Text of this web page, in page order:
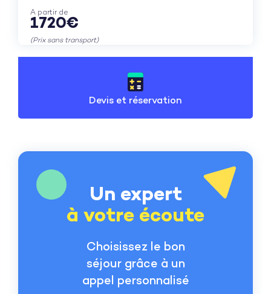
A partir de
1720€
(Prix sans transport)
Devis et réservation
Un expert
à votre écoute
Choisissez le bon
séjour grâce à un
appel personnalisé